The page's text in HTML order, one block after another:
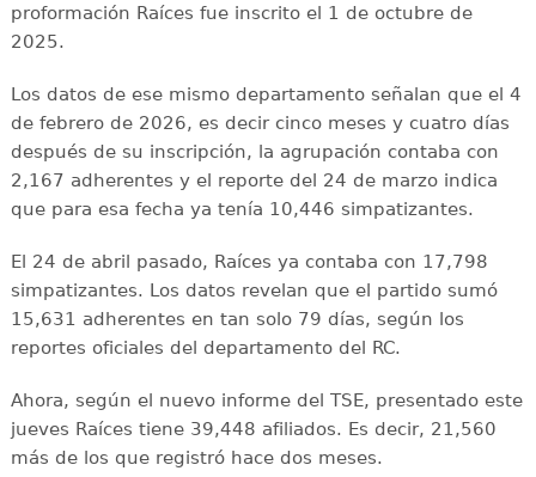
proformación Raíces fue inscrito el 1 de octubre de
2025.
Los datos de ese mismo departamento señalan que el 4
de febrero de 2026, es decir cinco meses y cuatro días
después de su inscripción, la agrupación contaba con
2,167 adherentes y el reporte del 24 de marzo indica
que para esa fecha ya tenía 10,446 simpatizantes.
El 24 de abril pasado, Raíces ya contaba con 17,798
simpatizantes. Los datos revelan que el partido sumó
15,631 adherentes en tan solo 79 días, según los
reportes oficiales del departamento del RC.
Ahora, según el nuevo informe del TSE, presentado este
jueves Raíces tiene 39,448 afiliados. Es decir, 21,560
más de los que registró hace dos meses.